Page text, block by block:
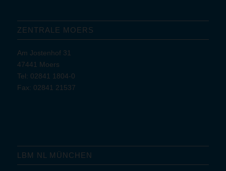
ZENTRALE MOERS
Am Jostenhof 31
47441 Moers
Tel: 02841 1804-0
Fax: 02841 21537
LBM NL MÜNCHEN